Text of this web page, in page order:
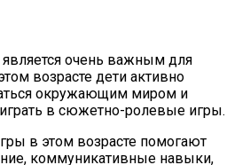
является очень важным для
возрасте дети активно
окружающим миром и
в сюжетно-ролевые игры.
в этом возрасте помогают
коммуникативные навыки,